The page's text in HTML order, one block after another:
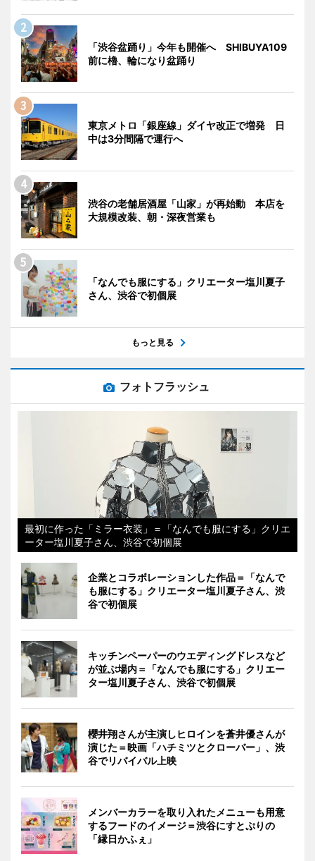
「渋谷盆踊り」今年も開催へ SHIBUYA109
前に櫓、輪になり盆踊り
東京メトロ「銀座線」ダイヤ改正で増発 日
中は3分間隔で運行へ
渋谷の老舗居酒屋「山家」が再始動 本店を
大規模改装、朝・深夜営業も
「なんでも服にする」クリエーター塩川夏子
さん、渋谷で初個展
もっと見る
フォトフラッシュ
最初に作った「ミラー衣装」＝「なんでも服にする」クリエ
ーター塩川夏子さん、渋谷で初個展
企業とコラボレーションした作品＝「なんで
も服にする」クリエーター塩川夏子さん、渋
谷で初個展
キッチンペーパーのウエディングドレスなど
が並ぶ場内＝「なんでも服にする」クリエー
ター塩川夏子さん、渋谷で初個展
櫻井翔さんが主演しヒロインを蒼井優さんが
演じた＝映画「ハチミツとクローバー」、渋
谷でリバイバル上映
メンバーカラーを取り入れたメニューも用意
するフードのイメージ＝渋谷にすとぷりの
「縁日かふぇ」